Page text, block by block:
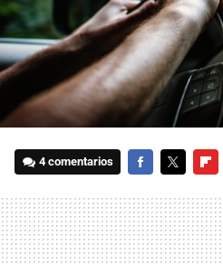
4 comentarios